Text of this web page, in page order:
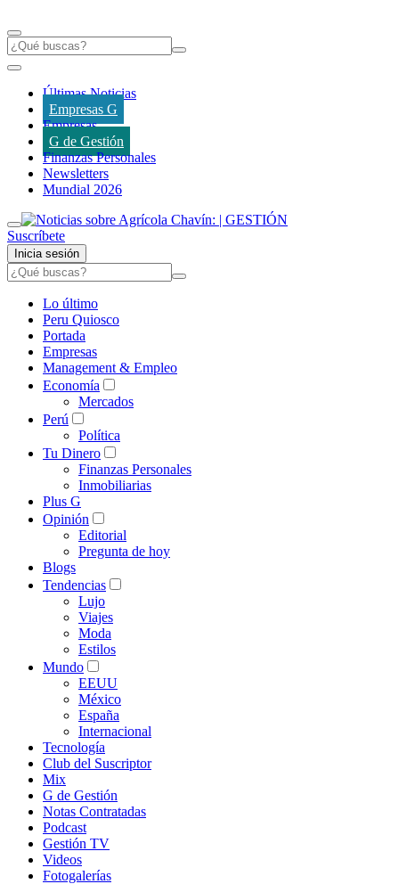
Últimas Noticias
Empresas G
Empresas
G de Gestión
Finanzas Personales
Newsletters
Mundial 2026
Suscríbete
Inicia sesión
Lo último
Peru Quiosco
Portada
Empresas
Management & Empleo
Economía
Mercados
Perú
Política
Tu Dinero
Finanzas Personales
Inmobiliarias
Plus G
Opinión
Editorial
Pregunta de hoy
Blogs
Tendencias
Lujo
Viajes
Moda
Estilos
Mundo
EEUU
México
España
Internacional
Tecnología
Club del Suscriptor
Mix
G de Gestión
Notas Contratadas
Podcast
Gestión TV
Videos
Fotogalerías